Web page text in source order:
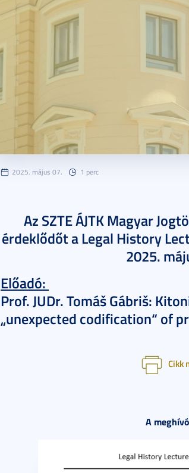
2025. május 07. 1 perc
Az SZTE ÁJTK Magyar
érdeklődőt a Legal History
2025.
Előadó:
Prof. JUDr. Tomáš Gábriš:
„unexpected codification“ of
Cikk
A